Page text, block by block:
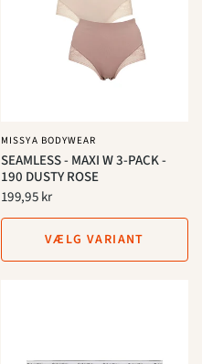
MISSYA BODYWEAR
SEAMLESS - MAXI W 3-PACK -
190 DUSTY ROSE
199,95 kr
VÆLG VARIANT